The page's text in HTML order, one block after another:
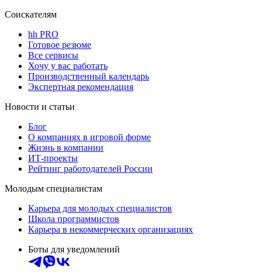
Соискателям
hh PRO
Готовое резюме
Все сервисы
Хочу у вас работать
Производственный календарь
Экспертная рекомендация
Новости и статьи
Блог
О компаниях в игровой форме
Жизнь в компании
ИТ-проекты
Рейтинг работодателей России
Молодым специалистам
Карьера для молодых специалистов
Школа программистов
Карьера в некоммерческих организациях
Боты для уведомлений